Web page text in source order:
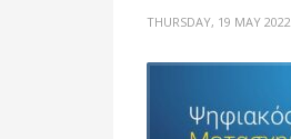
THURSDAY, 19 MAY 2022